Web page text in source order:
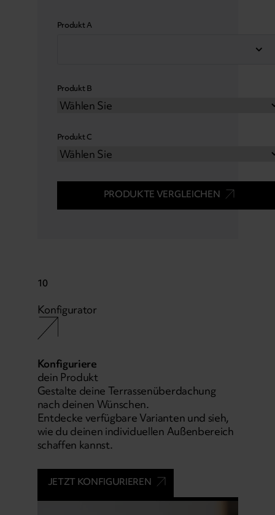
Produkt A
Produkt B
Produkt C
PRODUKTE VERGLEICHEN
10
Konfigurator
Konfiguriere
dein Produkt
Gestalte deine Terrassenüberdachung
nach deinen Wünschen.
Entdecke verfügbare Varianten und sieh,
wie du deinen individuellen Außenbereich
schaffen kannst.
JETZT KONFIGURIEREN